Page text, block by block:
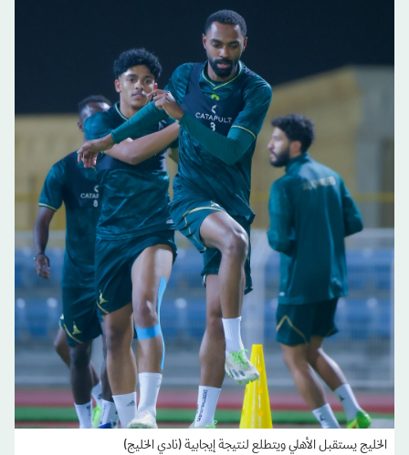
الخليج يستقبل الأهلي ويتطلع لنتيجة إيجابية (نادي الخليج)